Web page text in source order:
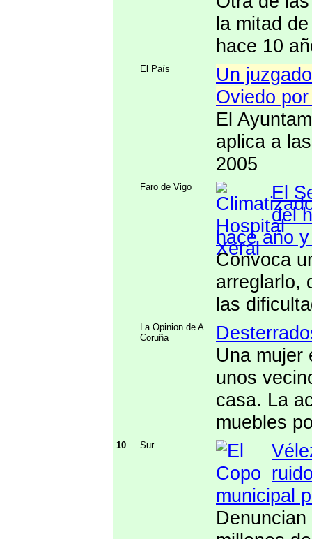
la mitad
hace 10
El País
Un
Oviedo
El
aplica a
2005
Faro de Vigo
El
del
hace año
Convoca
arreglarlo,
las
La Opinion de A
Coruña
Una mujer
unos
casa. La
muebles
10 Sur
municipal